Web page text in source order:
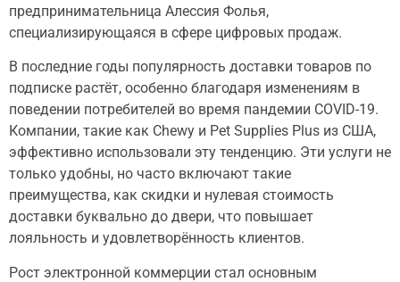
предпринимательница Алессия Фолья,
специализирующаяся в сфере цифровых продаж.
В последние годы популярность доставки товаров по
подписке растёт, особенно благодаря изменениям в
поведении потребителей во время пандемии COVID-19.
Компании, такие как Chewy и Pet Supplies Plus из США,
эффективно использовали эту тенденцию. Эти услуги не
только удобны, но часто включают такие
преимущества, как скидки и нулевая стоимость
доставки буквально до двери, что повышает
лояльность и удовлетворённость клиентов.
Рост электронной коммерции стал основным